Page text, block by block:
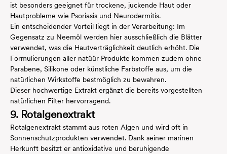
ist besonders geeignet für trockene, juckende Haut oder
Hautprobleme wie Psoriasis und Neurodermitis.
Ein entscheidender Vorteil liegt in der Verarbeitung: Im
Gegensatz zu Neemöl werden hier ausschließlich die Blätter
verwendet, was die Hautverträglichkeit deutlich erhöht. Die
Formulierungen aller natüür Produkte kommen zudem ohne
Parabene, Silikone oder künstliche Farbstoffe aus, um die
natürlichen Wirkstoffe bestmöglich zu bewahren.
Dieser hochwertige Extrakt ergänzt die bereits vorgestellten
natürlichen Filter hervorragend.
9. Rotalgenextrakt
Rotalgenextrakt stammt aus roten Algen und wird oft in
Sonnenschutzprodukten verwendet. Dank seiner marinen
Herkunft besitzt er antioxidative und beruhigende